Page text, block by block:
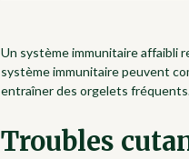
Un système immunitaire affaibli
système immunitaire peuvent
entraîner des orgelets
Troubles